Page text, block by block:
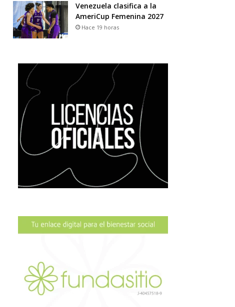
Venezuela clasifica a la
AmeriCup Femenina 2027
Hace 19 horas